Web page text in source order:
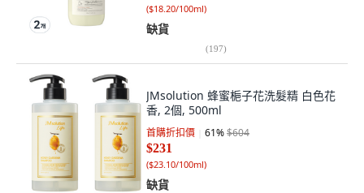
($18.20/100ml)
缺貨
(197)
JMsolution 蜂蜜梔子花洗髮精 白色花
香, 2個, 500ml
首購折扣價 61%$604
$231
($23.10/100ml)
缺貨